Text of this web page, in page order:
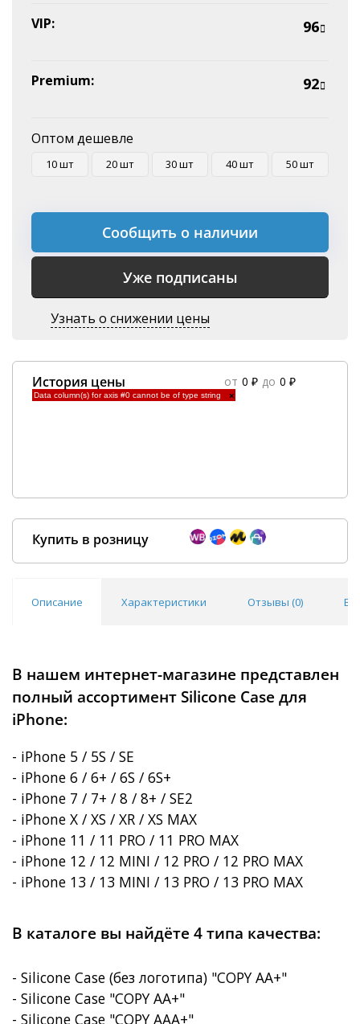
VIP: 96
Premium: 92
Оптом дешевле
10 шт 20 шт 30 шт 40 шт 50 шт
Сообщить о наличии
Уже подписаны
Узнать о снижении цены
История цены от 0 ₽ до 0 ₽
Data column(s) for axis #0 cannot be of type string ×
Купить в розницу
Описание Характеристики Отзывы (0)
В нашем интернет-магазине представлен
полный ассортимент Silicone Case для
iPhone:
- iPhone 5 / 5S / SE
- iPhone 6 / 6+ / 6S / 6S+
- iPhone 7 / 7+ / 8 / 8+ / SE2
- iPhone X / XS / XR / XS MAX
- iPhone 11 / 11 PRO / 11 PRO MAX
- iPhone 12 / 12 MINI / 12 PRO / 12 PRO MAX
- iPhone 13 / 13 MINI / 13 PRO / 13 PRO MAX
В каталоге вы найдёте 4 типа качества:
- Silicone Case (без логотипа) "COPY AA+"
- Silicone Case "COPY AA+"
- Silicone Case "COPY AAA+"